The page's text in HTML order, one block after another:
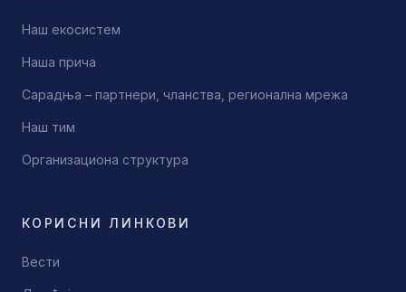
Наш екосистем
Наша прича
Сарадња – партнери, чланства, регионална мрежа
Наш тим
Организациона структура
КОРИСНИ ЛИНКОВИ
Вести